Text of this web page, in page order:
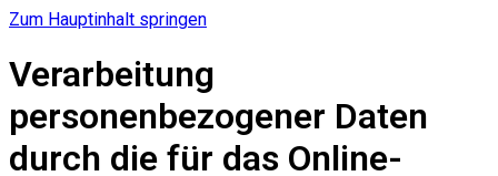
Zum Hauptinhalt springen
Verarbeitung
personenbezogener Daten
durch die für das Online-